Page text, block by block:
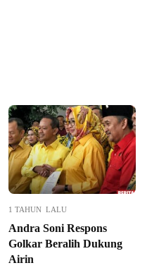
1 TAHUN LALU
Andra Soni Respons
Golkar Beralih Dukung
Airin